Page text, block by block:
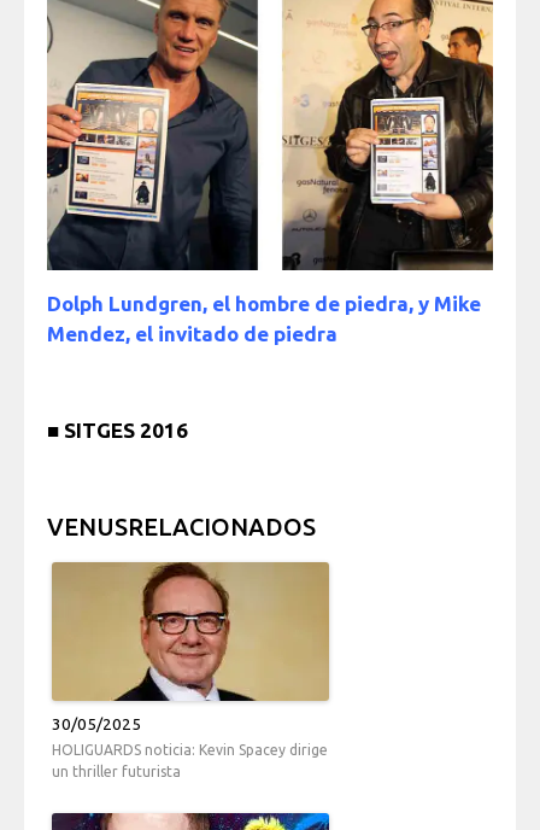
Dolph Lundgren, el hombre de piedra, y Mike
Mendez, el invitado de piedra
■ SITGES 2016
VENUSRELACIONADOS
30/05/2025
HOLIGUARDS noticia: Kevin Spacey dirige
un thriller futurista